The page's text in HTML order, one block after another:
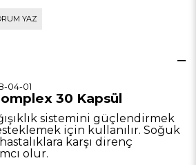
YAZ
04-01
30 Kapsül
sistemini güçlendirmek
için kullanılır. Soğuk
karşı direnç
olur.